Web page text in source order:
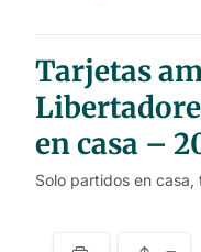
Tarjetas
en casa –
Solo partidos en